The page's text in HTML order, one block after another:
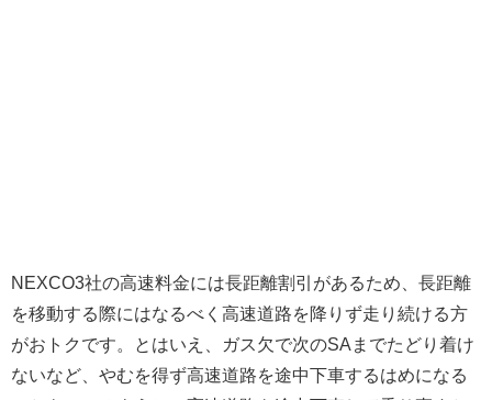
NEXCO3社の高速料金には長距離割引があるため、長距離
を移動する際にはなるべく高速道路を降りず走り続ける方
がおトクです。とはいえ、ガス欠で次のSAまでたどり着け
ないなど、やむを得ず高速道路を途中下車するはめになる